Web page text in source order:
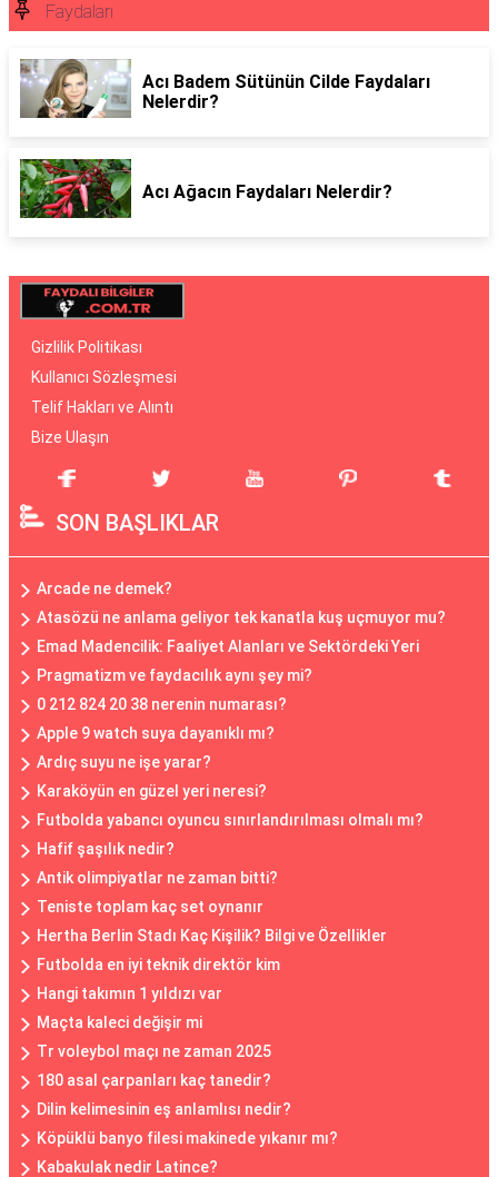
Faydaları
Acı Badem Sütünün Cilde Faydaları
Nelerdir?
Acı Ağacın Faydaları Nelerdir?
Gizlilik Politikası
Kullanıcı Sözleşmesi
Telif Hakları ve Alıntı
Bize Ulaşın
SON BAŞLIKLAR
Arcade ne demek?
Atasözü ne anlama geliyor tek kanatla kuş uçmuyor mu?
Emad Madencilik: Faaliyet Alanları ve Sektördeki Yeri
Pragmatizm ve faydacılık aynı şey mi?
0 212 824 20 38 nerenin numarası?
Apple 9 watch suya dayanıklı mı?
Ardıç suyu ne işe yarar?
Karaköyün en güzel yeri neresi?
Futbolda yabancı oyuncu sınırlandırılması olmalı mı?
Hafif şaşılık nedir?
Antik olimpiyatlar ne zaman bitti?
Teniste toplam kaç set oynanır
Hertha Berlin Stadı Kaç Kişilik? Bilgi ve Özellikler
Futbolda en iyi teknik direktör kim
Hangi takımın 1 yıldızı var
Maçta kaleci değişir mi
Tr voleybol maçı ne zaman 2025
180 asal çarpanları kaç tanedir?
Dilin kelimesinin eş anlamlısı nedir?
Köpüklü banyo filesi makinede yıkanır mı?
Kabakulak nedir Latince?